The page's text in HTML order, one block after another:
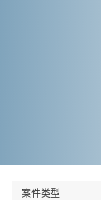
案件类型